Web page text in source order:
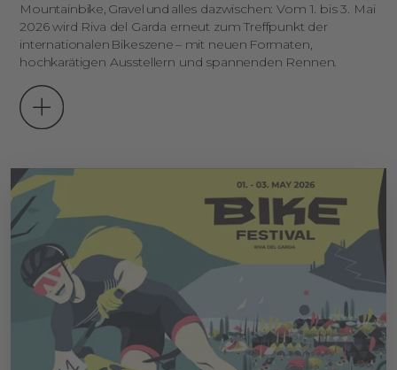
Mountainbike, Gravel und alles dazwischen: Vom 1. bis 3. Mai
2026 wird Riva del Garda erneut zum Treffpunkt der
internationalen Bikeszene–mit neuen Formaten,
hochkarätigen Ausstellern und spannenden Rennen.